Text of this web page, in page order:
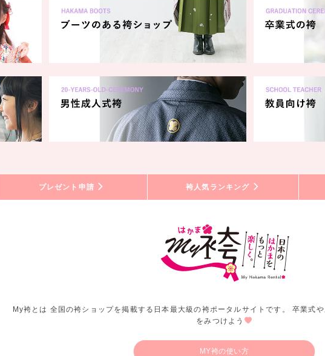
プレゼント申請 袴人気ランキング
My袴とは 全国の袴ショップを掲載する日本最大級の袴ポータルサイトです。 卒業式
をみつけよう
MY袴の使い方